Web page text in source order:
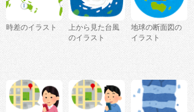
時差のイラスト
上から見た台風
のイラスト
地球の断面図の
イラスト